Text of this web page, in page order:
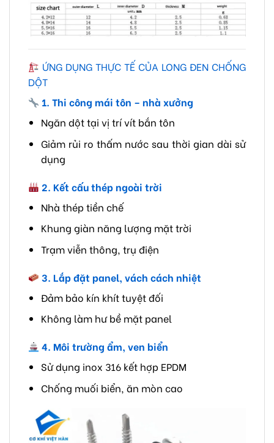
ỨNG DỤNG THỰC TẾ CỦA LONG ĐEN CHỐNG
DỘT
1. Thi công mái tôn – nhà xưởng
Ngăn dột tại vị trí vít bắn tôn
Giảm rủi ro thấm nước sau thời gian dài sử
dụng
2. Kết cấu thép ngoài trời
Nhà thép tiền chế
Khung giàn năng lượng mặt trời
Trạm viễn thông, trụ điện
3. Lắp đặt panel, vách cách nhiệt
Đảm bảo kín khít tuyệt đối
Không làm hư bề mặt panel
4. Môi trường ẩm, ven biển
Sử dụng inox 316 kết hợp EPDM
Chống muối biển, ăn mòn cao